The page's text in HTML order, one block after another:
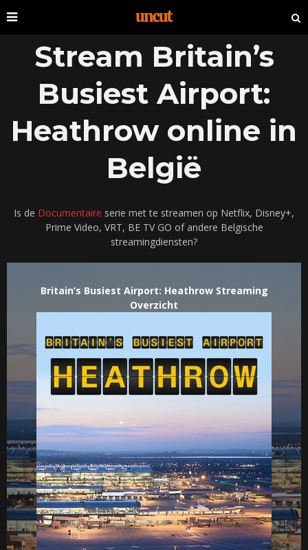
Stream Britain’s
Busiest Airport:
Heathrow online in
België
Is de Documentaire serie met te streamen op Netflix, Disney+,
Prime Video, VRT, BE TV GO of andere Belgische
streamingdiensten?
Britain’s Busiest Airport: Heathrow Streaming
Overzicht